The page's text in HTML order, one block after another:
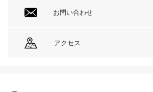
お問い合わせ
アクセス